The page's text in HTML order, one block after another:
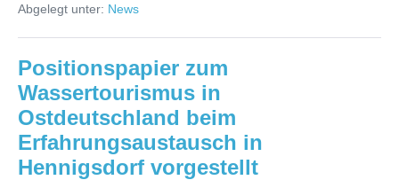
MAGDEBOOT
–
Jahre
Bootsmesse
Magdeburg
Abgelegt unter: News
Positionspapier zum
Wassertourismus in
Ostdeutschland beim
Erfahrungsaustausch in
Hennigsdorf vorgestellt